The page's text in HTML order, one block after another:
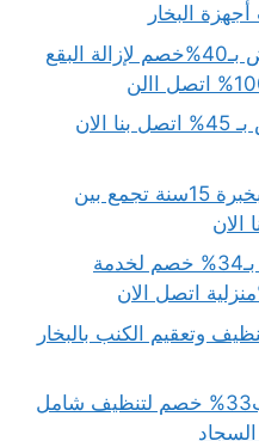
البخار
شركة تنظيف الجدران بالرياض بـ40%خصم لإزالة البقع
شركة تنظيف شبابيك بالرياض بـ 45% اتصل بنا الان
شركة ترميم منازل بالرياض..بخبرة 15سنة تجمع بين
شركة تنظيف خزانات بالخرج بـ34% خصم لخدمة
وتعقيم الكنب بالبخار
شركة تنظيف سجاد بالخرج ب33% خصم لتنظيف شامل